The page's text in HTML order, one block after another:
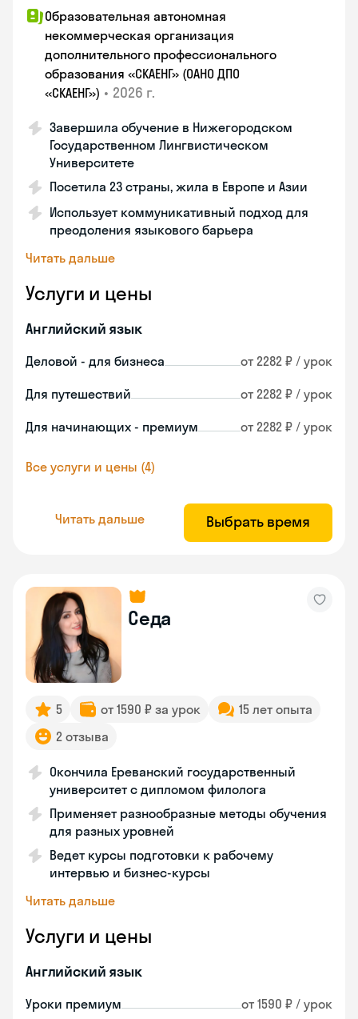
Образовательная автономная
некоммерческая организация
дополнительного профессионального
образования «СКАЕНГ» (ОАНО ДПО
«СКАЕНГ») • 2026 г.
Завершила обучение в Нижегородском
Государственном Лингвистическом
Университете
Посетила 23 страны, жила в Европе и Азии
Использует коммуникативный подход для
преодоления языкового барьера
Читать дальше
Услуги и цены
Английский язык
Деловой - для бизнеса от 2282 ₽ / урок
Для путешествий от 2282 ₽ / урок
Для начинающих - премиум от 2282 ₽ / урок
Все услуги и цены (4)
Читать дальше Выбрать время
Седа
5 от 1590 ₽ за урок
15 лет опыта
2 отзыва
Окончила Ереванский государственный
университет с дипломом филолога
Применяет разнообразные методы обучения
для разных уровней
Ведет курсы подготовки к рабочему
интервью и бизнес-курсы
Читать дальше
Услуги и цены
Английский язык
Уроки премиум от 1590 ₽ / урок